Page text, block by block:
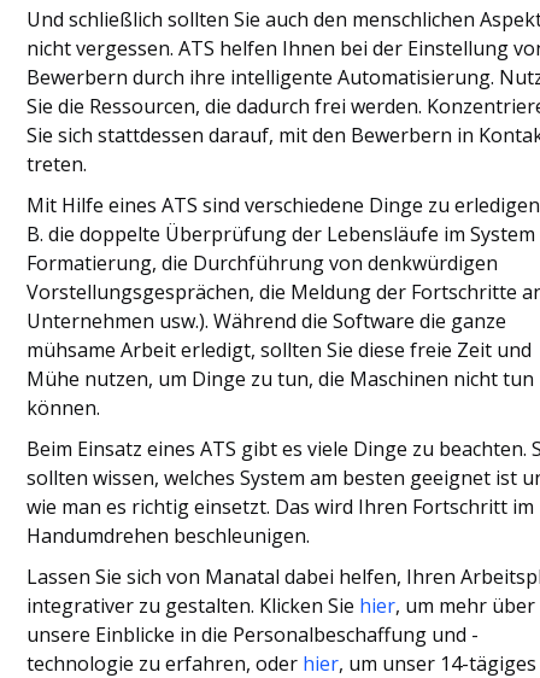
Und schließlich sollten Sie auch den menschlichen
nicht vergessen. ATS helfen Ihnen bei der Einstellung
Bewerbern durch ihre intelligente Automatisierung.
Sie die Ressourcen, die dadurch frei werden.
Sie sich stattdessen darauf, mit den Bewerbern in
treten.
Mit Hilfe eines ATS sind verschiedene Dinge zu
B. die doppelte Überprüfung der Lebensläufe im
Formatierung, die Durchführung von denkwürdigen
Vorstellungsgesprächen, die Meldung der Fortschritte
Unternehmen usw.). Während die Software die ganze
mühsame Arbeit erledigt, sollten Sie diese freie Zeit und
Mühe nutzen, um Dinge zu tun, die Maschinen nicht tun
können.
Beim Einsatz eines ATS gibt es viele Dinge zu beachten.
sollten wissen, welches System am besten geeignet ist
wie man es richtig einsetzt. Das wird Ihren Fortschritt im
Handumdrehen beschleunigen.
Lassen Sie sich von Manatal dabei helfen, Ihren
integrativer zu gestalten. Klicken Sie hier, um mehr über
unsere Einblicke in die Personalbeschaffung und -
technologie zu erfahren, oder hier, um unser 14-tägiges